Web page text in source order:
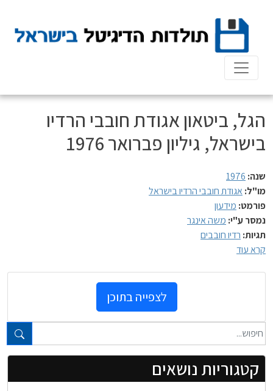
content
טקסט חופשי...
קטגוריות נושאים
הגל, ביטאון אגודת חובבי הרדיו
בישראל, גיליון פברואר 1976
שנה: 1976
מו"ל: אגודת חובבי הרדיו בישראל
פורמט: מידעון
נמסר ע"י: משה אינגר
תגיות: רדיו חובבים
קרא עוד
לצפייה בתוכן